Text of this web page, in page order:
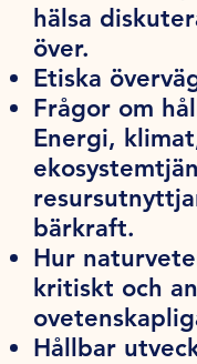
hälsa
över.
Etiska
Frågor om
Energi,
bärkraft.
Hur
kritiskt och
Hållbar